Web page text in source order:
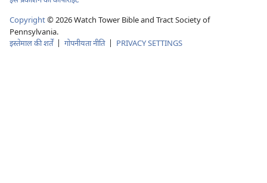
Copyright© 2026Watch Tower Bible and Tract Society of
Pennsylvania.
इस्तेमाल की शर्तें| गोपनीयता नीति| PRIVACY SETTINGS